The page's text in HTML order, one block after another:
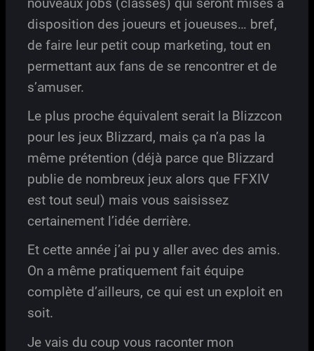
disposition des joueurs et joueuses… bref,
de faire leur petit coup marketing, tout en
permettant aux fans de se rencontrer et de
s’amuser.
Le plus proche équivalent serait la Blizzcon
pour les jeux Blizzard, mais ça n’a pas la
même prétention (déjà parce que Blizzard
publie de nombreux jeux alors que FFXIV
est tout seul) mais vous saisissez
certainement l’idée derrière.
Et cette année j’ai pu y aller avec des amis.
On a même pratiquement fait équipe
complète d’ailleurs, ce qui est un exploit en
soit.
Je vais du coup vous raconter mon